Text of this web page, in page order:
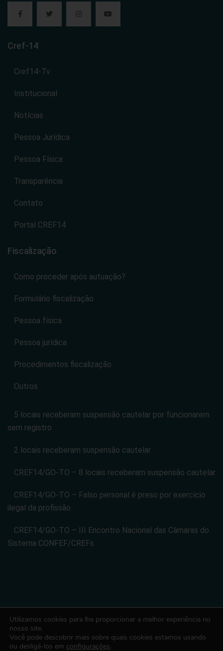
Cref-14
Cref14-Tv
Institucional
Notícias
Pessoa Jurídica
Pessoa Física
Transparência
Contato
Portal CREF14
Fiscalização
Como proceder após autuação?
Formulário fiscalização
Pessoa física
Pessoa jurídica
Procedimentos fiscalização
Outros
5 locais receberam suspensão cautelar por funcionarem
sem registro
2 locais receberam suspensão cautelar
CREF14/GO-TO – 8 locais receberam suspensão cautelar
CREF14/GO-TO – Falso personal é preso por exercício
ilegal da profissão
CREF14/GO-TO – III Encontro Nacional das Câmaras do
Sistema CONFEF/CREFs
CONSELHO REGIONAL DE EDUCACAO FISICA DA 14 REGIAO -
CREF14/GO-TO. CNPJ: 08.024.822/0001-14
Utilizamos cookies para lhe proporcionar a melhor experiência no
nosso site.
Você pode descobrir mais sobre quais cookies estamos usando
ou desligá-los em configurações.